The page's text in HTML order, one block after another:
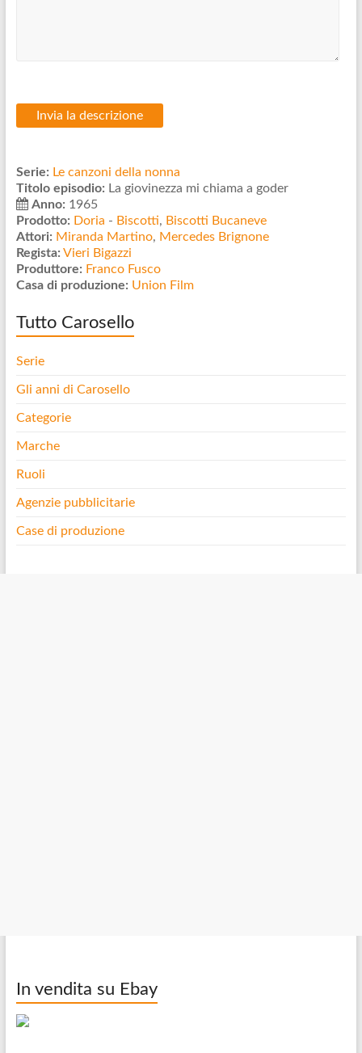
Serie: Le canzoni della nonna
Titolo episodio: La giovinezza mi chiama a goder
Anno: 1965
Prodotto: Doria - Biscotti, Biscotti Bucaneve
Attori: Miranda Martino, Mercedes Brignone
Regista: Vieri Bigazzi
Produttore: Franco Fusco
Casa di produzione: Union Film
Tutto Carosello
Serie
Gli anni di Carosello
Categorie
Marche
Ruoli
Agenzie pubblicitarie
Case di produzione
In vendita su Ebay